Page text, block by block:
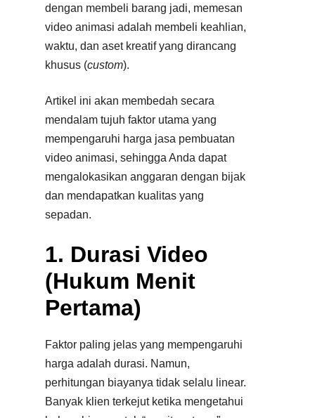
dengan membeli barang jadi, memesan
video animasi adalah membeli keahlian,
waktu, dan aset kreatif yang dirancang
khusus (custom).
Artikel ini akan membedah secara
mendalam tujuh faktor utama yang
mempengaruhi harga jasa pembuatan
video animasi, sehingga Anda dapat
mengalokasikan anggaran dengan bijak
dan mendapatkan kualitas yang
sepadan.
1. Durasi Video
(Hukum Menit
Pertama)
Faktor paling jelas yang mempengaruhi
harga adalah durasi. Namun,
perhitungan biayanya tidak selalu linear.
Banyak klien terkejut ketika mengetahui